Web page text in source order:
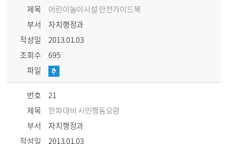
제목
어린이놀이시설 안전가이드북
부서
자치행정과
작성일
2013.01.03
조회수
695
파일
번호
21
제목
한파대비 시민행동요령
부서
자치행정과
작성일
2013.01.03